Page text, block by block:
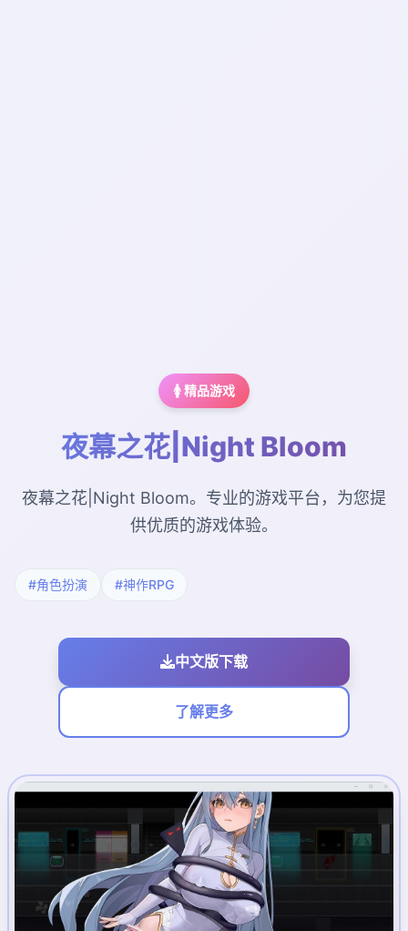
🚺 精品游戏
夜幕之花|Night Bloom
夜幕之花|Night Bloom。专业的游戏平台，为您提
供优质的游戏体验。
#角色扮演 #神作RPG
中文版下载
了解更多